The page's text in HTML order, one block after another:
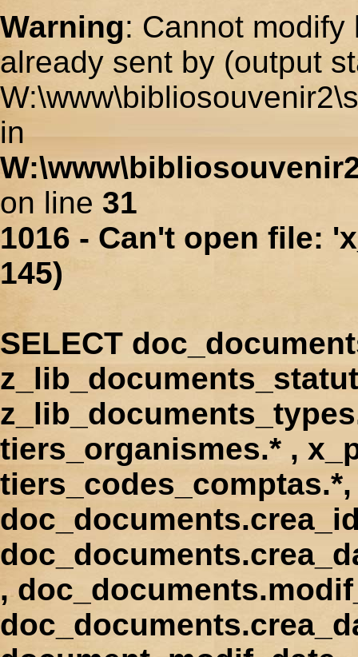
Warning: Cannot
already sent by (output
in
on line 31
1016 - Can't open file:
145)
SELECT
tiers_organismes.* ,
,